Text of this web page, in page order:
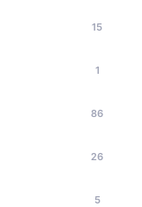
15
1
86
26
5